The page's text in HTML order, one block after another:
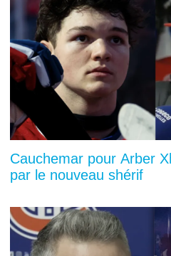
Cauchemar pour Arber
par le nouveau shérif